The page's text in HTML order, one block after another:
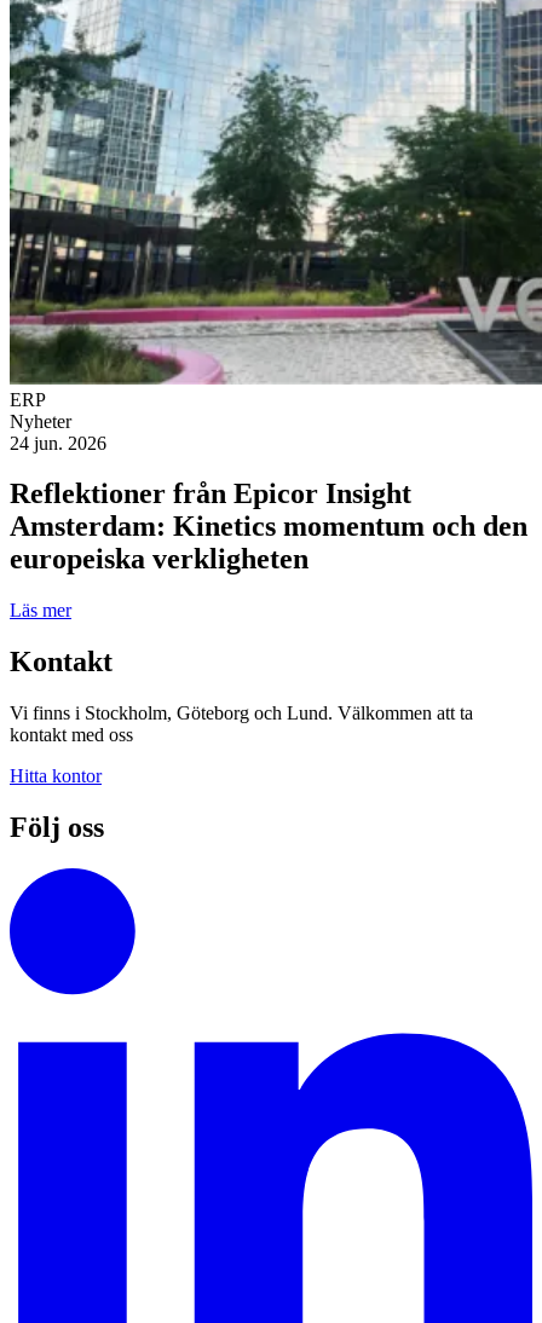
ERP
Nyheter
24 jun. 2026
Reflektioner från Epicor Insight
Amsterdam: Kinetics momentum och den
europeiska verkligheten
Läs mer
Kontakt
Vi finns i Stockholm, Göteborg och Lund. Välkommen att ta
kontakt med oss
Hitta kontor
Följ oss